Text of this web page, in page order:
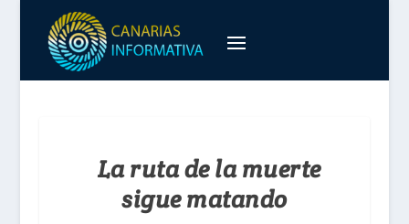
La ruta de la muerte
sigue matando